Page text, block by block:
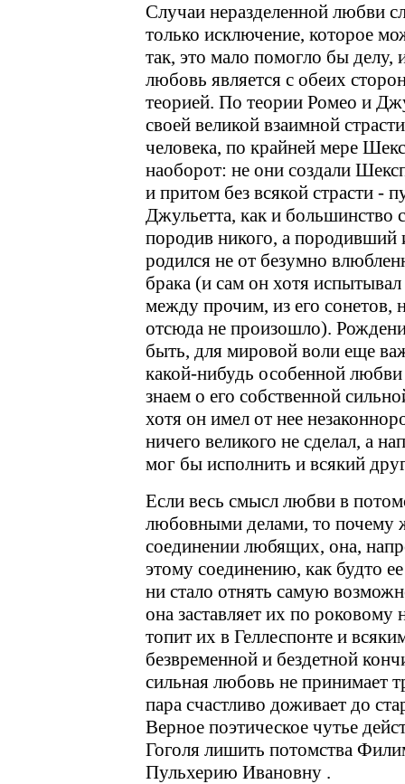
Случаи неразделенной любви
только исключение, которое
так, это мало помогло бы делу,
любовь является с обеих
теорией. По теории Ромео и
своей великой взаимной
человека, по крайней мере
наоборот: не они создали
и притом без всякой страсти -
Джульетта, как и большинство
породив никого, а
родился не от безумно
брака (и сам он хотя
между прочим, из его сонетов,
отсюда не произошло).
быть, для мировой воли еще
какой-нибудь особенной
знаем о его собственной
хотя он имел от нее
ничего великого не сделал, а
мог бы исполнить и всякий
Если весь смысл любви в
любовными делами, то почему
соединении любящих, она,
этому соединению, как будто
ни стало отнять самую
она заставляет их по роковому
топит их в Геллеспонте и
безвременной и бездетной
сильная любовь не принимает
пара счастливо доживает до
Верное поэтическое чутье
Гоголя лишить потомства
Пульхерию Ивановну .